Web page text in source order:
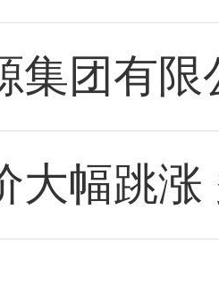
集团有
大幅跳